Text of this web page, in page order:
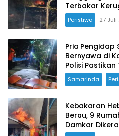
Terbakar
Peristiwa 27 Juli
Pria Pengidap
Bernyawa di
Polisi
Kekerasan
Samarinda
Kebakaran
Berau, 9
Damkar